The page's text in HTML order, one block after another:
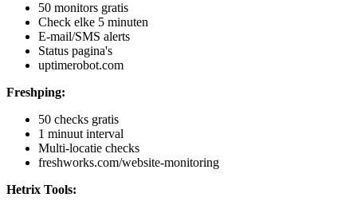
50 monitors gratis
Check elke 5 minuten
E-mail/SMS alerts
Status pagina's
uptimerobot.com
Freshping:
50 checks gratis
1 minuut interval
Multi-locatie checks
freshworks.com/website-monitoring
Hetrix Tools: